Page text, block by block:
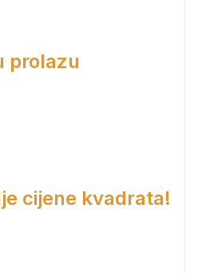
prolazu
cijene kvadrata!